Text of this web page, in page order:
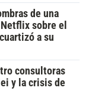
de una
sobre el
a su
consultoras
y la crisis de